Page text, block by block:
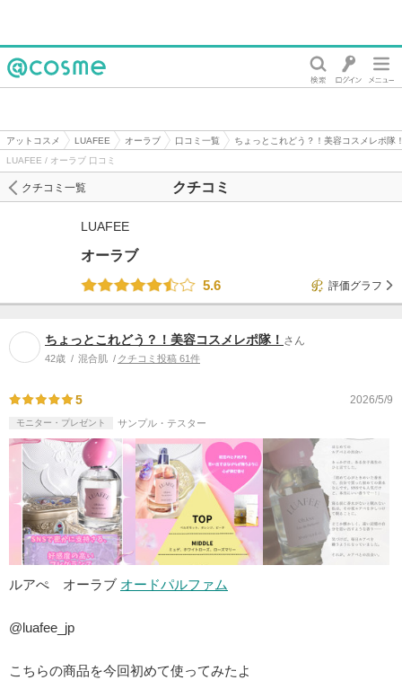
アットコスメ LUAFEE オーラブ 口コミ一覧
ちょっとこれどう？！美容コスメレポ隊
LUAFEE / オーラブ 口コミ
クチコミ
クチコミ一覧
LUAFEE
オーラブ
5.6
評価グラフ
ちょっとこれどう？！美容コスメレポ隊！ さん
42歳 混合肌 クチコミ投稿 61件
5 2026/5/9
モニター・プレゼント サンプル・テスター
ルアぺ オーラブ オードパルファム
@luafee_jp
こちらの商品を今回初めて使ってみたよ